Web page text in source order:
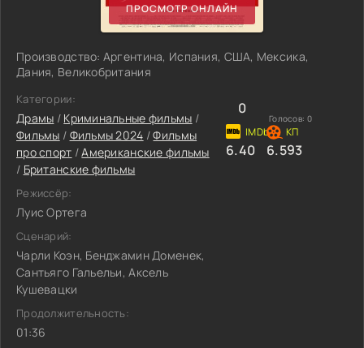
ПРОСМОТР ОНЛАЙН
Производство: Аргентина, Испания, США, Мексика,
Дания, Великобритания
Категории:
Драмы / Криминальные фильмы /
Фильмы / Фильмы 2024 /Фильмы
про спорт /Американские фильмы
/ Британские фильмы
Режиссёр:
Луис Ортега
Сценарий:
Чарли Коэн, Бенджамин Доменек,
Сантьяго Гальельи, Аксель
Кушевацки
Продолжительность:
01:36
0
Голосов: 0
6.40 6.593